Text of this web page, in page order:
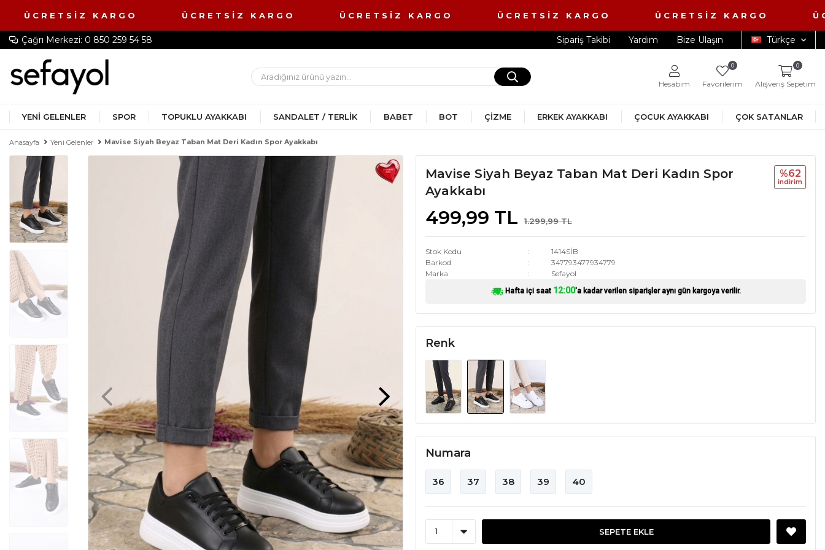
KARGO ÜCRETSİZ KARGO ÜCRETSİZ KARGO ÜCRETSİZ KARGO ÜCRETSİZ KARGO
Çağrı Merkezi: 0 850 259 54 58 Sipariş Takibi Yardım Bize Ulaşın Türkçe
Hesabım Favorilerim
0
Alışveriş Sepetim
0
YENI GELENLER SPOR TOPUKLU AYAKKABI SANDALET / TERLIK BABET BOT ÇIZME ERKEK AYAKKABI ÇOCUK AYAKKABI ÇOK SATANLAR
Anasayfa Yeni Gelenler Mavise Siyah Beyaz Taban Mat Deri Kadın Spor Ayakkabı
Mavise Siyah Beyaz Taban Mat Deri Kadın Spor
Ayakkabı
499,99 TL 1.299,99 TL
%62
i̇ndi̇ri̇m
Stok Kodu
1414SİB
Barkod
347793477934779
Marka
Sefayol
Hafta içi saat 12:00'a kadar verilen siparişler aynı gün kargoya verilir.
Renk
Numara
36 37 38 39 40
SEPETE EKLE